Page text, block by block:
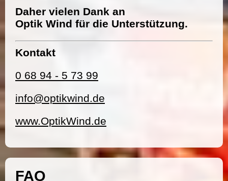
Daher vielen Dank an
Optik Wind für die Unterstützung.
Kontakt
0 68 94 - 5 73 99
info@optikwind.de
www.OptikWind.de
FAQ